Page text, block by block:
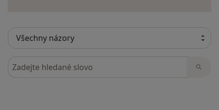
Hledejte v názorech